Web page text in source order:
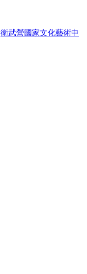
衛武營國家文化藝術中